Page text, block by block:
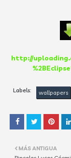
http://
Labels: wallpapers
MÁS ANTIGUA